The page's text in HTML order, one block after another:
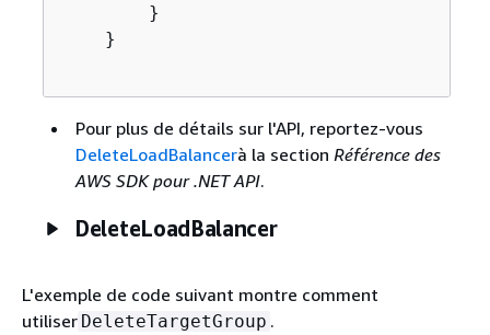
        }
    }
Pour plus de détails sur l'API, reportez-vous
DeleteLoadBalancerà la section Référence des
AWS SDK pour .NET API.
DeleteLoadBalancer
L'exemple de code suivant montre comment
utiliser DeleteTargetGroup .